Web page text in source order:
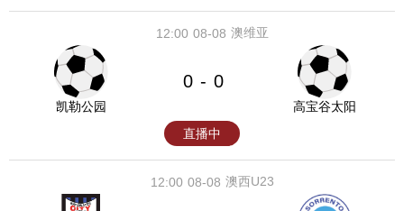
08-08
12:00 澳维亚
凯勒公园
0 - 0
高宝谷太阳
直播中
08-08
12:00 澳西U23